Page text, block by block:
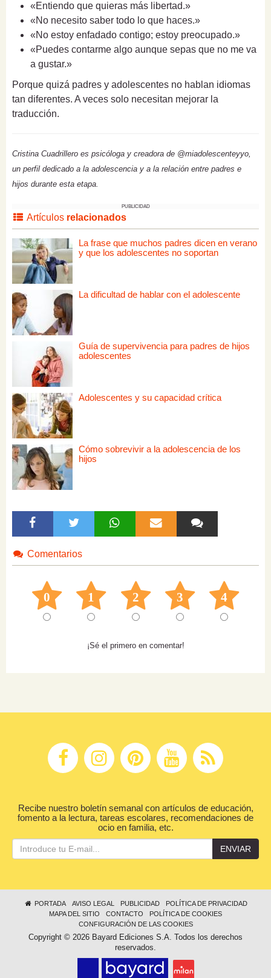
«Entiendo que quieras más libertad.»
«No necesito saber todo lo que haces.»
«No estoy enfadado contigo; estoy preocupado.»
«Puedes contarme algo aunque sepas que no me va
a gustar.»
Porque quizá padres y adolescentes no hablan idiomas
tan diferentes. A veces solo necesitan mejorar la
traducción.
Cristina Cuadrillero es psicóloga y creadora de @miadolescenteyyo,
un perfil dedicado a la adolescencia y a la relación entre padres e
hijos durante esta etapa.
PUBLICIDAD
Artículos relacionados
La frase que muchos padres dicen en verano
y que los adolescentes no soportan
La dificultad de hablar con el adolescente
Guía de supervivencia para padres de hijos
adolescentes
Adolescentes y su capacidad crítica
Cómo sobrevivir a la adolescencia de los
hijos
Comentarios
0 1 2 3 4
¡Sé el primero en comentar!
Recibe nuestro boletín semanal con artículos de educación,
fomento a la lectura, tareas escolares, recomendaciones de
ocio en familia, etc.
ENVIAR
PORTADA AVISO LEGAL PUBLICIDAD
POLÍTICA DE PRIVACIDAD
MAPA DEL SITIO
CONTACTO
POLÍTICA DE COOKIES
CONFIGURACIÓN DE LAS COOKIES
Copyright © 2026 Bayard Ediciones S.A. Todos los derechos
reservados.